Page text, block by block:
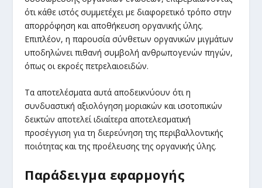
ότι κάθε ιστός συμμετέχει με διαφορετικό τρόπο στην
απορρόφηση και αποθήκευση οργανικής ύλης.
Επιπλέον, η παρουσία σύνθετων οργανικών μιγμάτων
υποδηλώνει πιθανή συμβολή ανθρωπογενών πηγών,
όπως οι εκροές πετρελαιοειδών.
Τα αποτελέσματα αυτά αποδεικνύουν ότι η
συνδυαστική αξιολόγηση μοριακών και ισοτοπικών
δεικτών αποτελεί ιδιαίτερα αποτελεσματική
προσέγγιση για τη διερεύνηση της περιβαλλοντικής
ποιότητας και της προέλευσης της οργανικής ύλης.
Παράδειγμα εφαρμογής